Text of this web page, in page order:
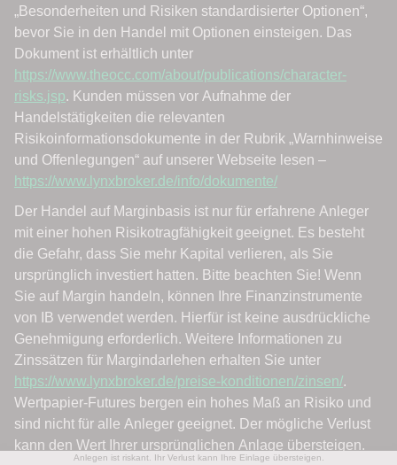
Anlegen ist riskant. Ihr Verlust kann Ihre Einlage übersteigen.